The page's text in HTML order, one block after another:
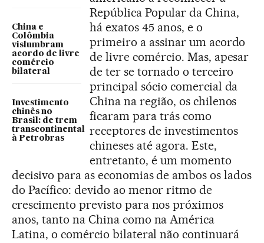
China e
Colômbia
vislumbram
acordo de livre
comércio
bilateral
Investimento
chinês no
Brasil: de trem
transcontinental
à Petrobras
República Popular da China,
há exatos 45 anos, e o
primeiro a assinar um acordo
de livre comércio. Mas, apesar
de ter se tornado o terceiro
principal sócio comercial da
China na região, os chilenos
ficaram para trás como
receptores de investimentos
chineses até agora. Este,
entretanto, é um momento
decisivo para as economias de ambos os lados
do Pacífico: devido ao menor ritmo de
crescimento previsto para nos próximos
anos, tanto na China como na América
Latina, o comércio bilateral não continuará